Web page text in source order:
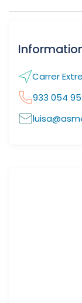
Carrer
933 054